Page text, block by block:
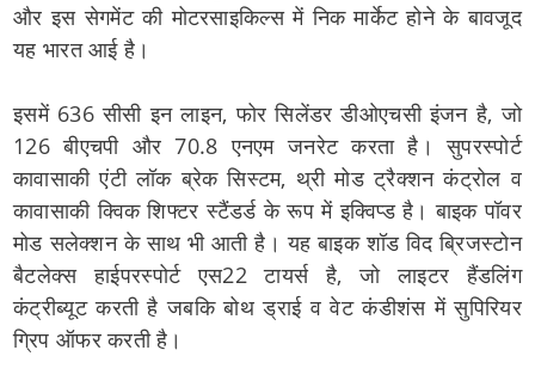
और इस सेगमेंट की मोटरसाइकिल्स में निक मार्केट होने के बावजूद
यह भारत आई है।
इसमें 636 सीसी इन लाइन, फोर सिलेंडर डीओएचसी इंजन है, जो
126 बीएचपी और 70.8 एनएम जनरेट करता है। सुपरस्पोर्ट
कावासाकी एंटी लॉक ब्रेक सिस्टम, थ्री मोड ट्रैक्शन कंट्रोल व
कावासाकी क्विक शिफ्टर स्टैंडर्ड के रूप में इक्विप्ड है। बाइक पॉवर
मोड सलेक्शन के साथ भी आती है। यह बाइक शॉड विद ब्रिजस्टोन
बैटलेक्स हाईपरस्पोर्ट एस22 टायर्स है, जो लाइटर हैंडलिंग
कंट्रीब्यूट करती है जबकि बोथ ड्राई व वेट कंडीशंस में सुपिरियर
ग्रिप ऑफर करती है।